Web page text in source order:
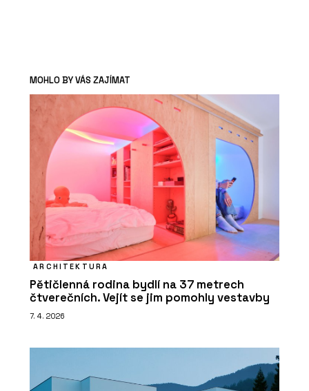
MOHLO BY VÁS ZAJÍMAT
ARCHITEKTURA
Pětičlenná rodina bydlí na 37 metrech
čtverečních. Vejít se jim pomohly vestavby
7. 4. 2026